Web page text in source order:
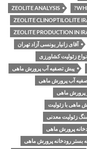
ZEOLITE ANALYSIS
ZEOLITE CLINOPTILOLITE
ZEOLITE PRODUCTION IN
آقای زانیار یونسی آزاد تهران
زئولیت کشاورزی
پبش تصفیه آب پرورش ماهی
تصفیه آب پرورش ماهی
پرورش ماهی
ماهی با زئولیت
زئولیت معدنی
پرورش ماهی
بستر رودخانه پرورش ماهی